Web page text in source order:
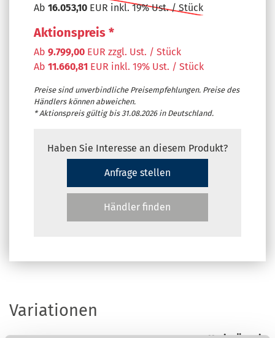
Ab 16.053,10 EUR inkl. 19% Ust. / Stück
Aktionspreis *
Ab 9.799,00 EUR zzgl. Ust. / Stück
Ab 11.660,81 EUR inkl. 19% Ust. / Stück
Preise sind unverbindliche Preisempfehlungen. Preise des
Händlers können abweichen.
* Aktionspreis gültig bis 31.08.2026 in Deutschland.
Haben Sie Interesse an diesem Produkt?
Anfrage stellen
Händler finden
Variationen